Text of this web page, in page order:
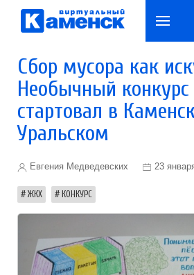
Сбор мусора как
Необычный конкурс
стартовал в
Уральском
Евгения Медведевских 23
ЖКХ КОНКУРС